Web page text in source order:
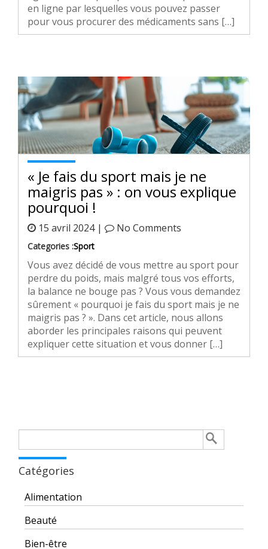
en ligne par lesquelles vous pouvez passer
pour vous procurer des médicaments sans […]
« Je fais du sport mais je ne
maigris pas » : on vous explique
pourquoi !
15 avril 2024 | No Comments
Categories :Sport
Vous avez décidé de vous mettre au sport pour
perdre du poids, mais malgré tous vos efforts,
la balance ne bouge pas ? Vous vous demandez
sûrement « pourquoi je fais du sport mais je ne
maigris pas ? ». Dans cet article, nous allons
aborder les principales raisons qui peuvent
expliquer cette situation et vous donner […]
Catégories
Alimentation
Beauté
Bien-être